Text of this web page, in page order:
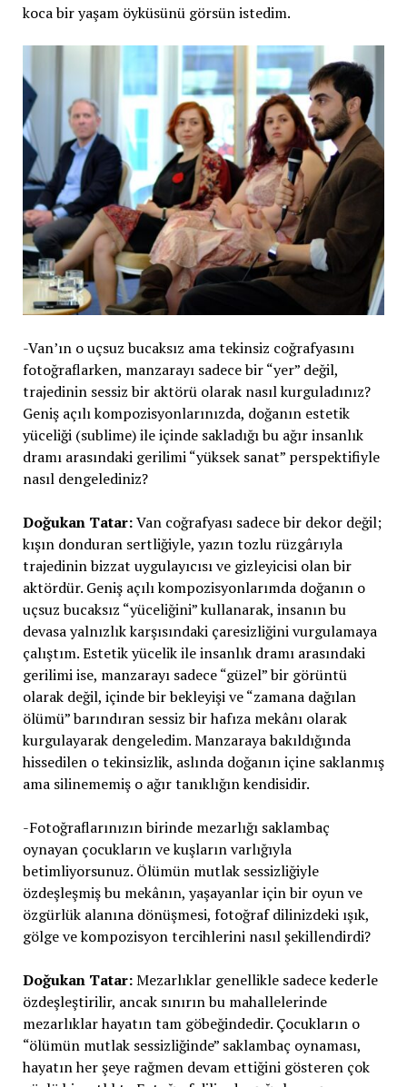
koca bir yaşam öyküsünü görsün istedim.
-Van’ın o uçsuz bucaksız ama tekinsiz coğrafyasını
fotoğraflarken, manzarayı sadece bir “yer” değil,
trajedinin sessiz bir aktörü olarak nasıl kurguladınız?
Geniş açılı kompozisyonlarınızda, doğanın estetik
yüceliği (sublime) ile içinde sakladığı bu ağır insanlık
dramı arasındaki gerilimi “yüksek sanat” perspektifiyle
nasıl dengelediniz?
Doğukan Tatar:Van coğrafyası sadece bir dekor değil;
kışın donduran sertliğiyle, yazın tozlu rüzgârıyla
trajedinin bizzat uygulayıcısı ve gizleyicisi olan bir
aktördür. Geniş açılı kompozisyonlarımda doğanın o
uçsuz bucaksız “yüceliğini” kullanarak, insanın bu
devasa yalnızlık karşısındaki çaresizliğini vurgulamaya
çalıştım. Estetik yücelik ile insanlık dramı arasındaki
gerilimi ise, manzarayı sadece “güzel” bir görüntü
olarak değil, içinde bir bekleyişi ve “zamana dağılan
ölümü” barındıran sessiz bir hafıza mekânı olarak
kurgulayarak dengeledim. Manzaraya bakıldığında
hissedilen o tekinsizlik, aslında doğanın içine saklanmış
ama silinememiş o ağır tanıklığın kendisidir.
-Fotoğraflarınızın birinde mezarlığı saklambaç
oynayan çocukların ve kuşların varlığıyla
betimliyorsunuz. Ölümün mutlak sessizliğiyle
özdeşleşmiş bu mekânın, yaşayanlar için bir oyun ve
özgürlük alanına dönüşmesi, fotoğraf dilinizdeki ışık,
gölge ve kompozisyon tercihlerini nasıl şekillendirdi?
Doğukan Tatar:Mezarlıklar genellikle sadece kederle
özdeşleştirilir, ancak sınırın bu mahallelerinde
mezarlıklar hayatın tam göbeğindedir. Çocukların o
“ölümün mutlak sessizliğinde” saklambaç oynaması,
hayatın her şeye rağmen devam ettiğini gösteren çok